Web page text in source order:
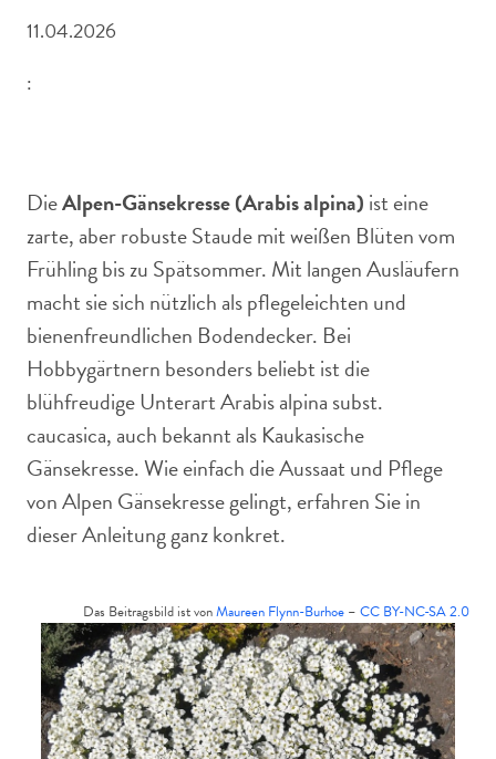
11.04.2026
:
DieAlpen-Gänsekresse (Arabis alpina) ist eine
zarte, aber robuste Staude mit weißen Blüten vom
Frühling bis zu Spätsommer. Mit langen Ausläufern
macht sie sich nützlich als pflegeleichten und
bienenfreundlichen Bodendecker. Bei
Hobbygärtnern besonders beliebt ist die
blühfreudige Unterart Arabis alpina subst.
caucasica, auch bekannt als Kaukasische
Gänsekresse. Wie einfach die Aussaat und Pflege
von Alpen Gänsekresse gelingt, erfahren Sie in
dieser Anleitung ganz konkret.
Das Beitragsbild ist vonMaureen Flynn-Burhoe – CC BY-NC-SA 2.0